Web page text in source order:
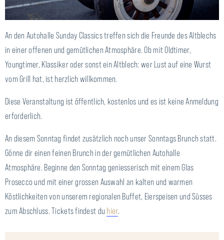
An den Autohalle Sunday Classics treffen sich die Freunde des Altblechs
in einer offenen und gemütlichen Atmosphäre. Ob mit Oldtimer,
Youngtimer, Klassiker oder sonst ein Altblech: wer Lust auf eine Wurst
vom Grill hat, ist herzlich willkommen.
Diese Veranstaltung ist öffentlich, kostenlos und es ist keine Anmeldung
erforderlich.
An diesem Sonntag findet zusätzlich noch unser Sonntags Brunch statt.
Gönne dir einen feinen Brunch in der gemütlichen Autohalle
Atmosphäre. Beginne den Sonntag geniesserisch mit einem Glas
Prosecco und mit einer grossen Auswahl an kalten und warmen
Köstlichkeiten von unserem regionalen Buffet, Eierspeisen und Süsses
zum Abschluss. Tickets findest du hier.